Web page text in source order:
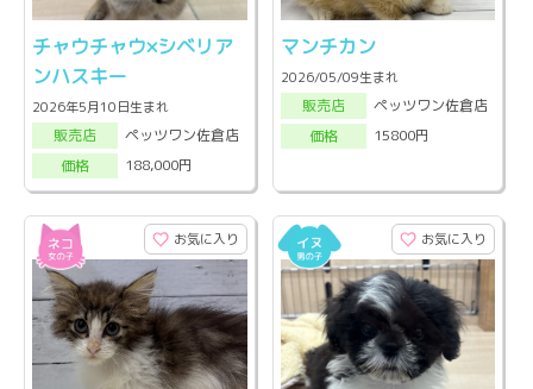
チャウチャウ×シベリア
ンハスキー
2026年5月10日生まれ
販売店
ペッツワン佐倉店
価格
188,000円
マンチカン
2026/05/09生まれ
販売店
ペッツワン佐倉店
価格
15800円
お気に入り お気に入り